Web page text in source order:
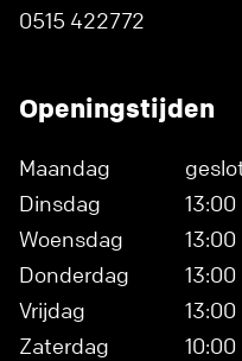
0515 422772
Openingstijden
Maandag
Dinsdag
13:00
Woensdag
13:00
Donderdag
13:00
Vrijdag
13:00
Zaterdag
10:00